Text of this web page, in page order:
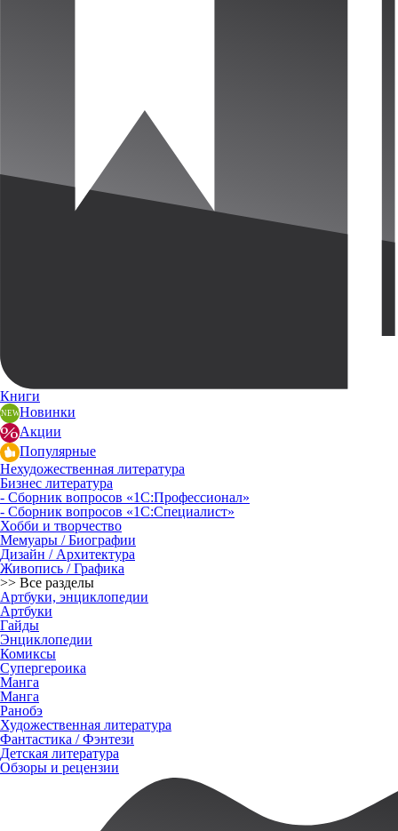
Книги
Новинки
Акции
Популярные
Нехудожественная литература
Бизнес литература
- Сборник вопросов «1С:Профессионал»
- Сборник вопросов «1С:Специалист»
Хобби и творчество
Мемуары / Биографии
Дизайн / Архитектура
Живопись / Графика
>> Все разделы
Артбуки, энциклопедии
Артбуки
Гайды
Энциклопедии
Комиксы
Супергероика
Манга
Манга
Ранобэ
Художественная литература
Фантастика / Фэнтези
Детская литература
Обзоры и рецензии